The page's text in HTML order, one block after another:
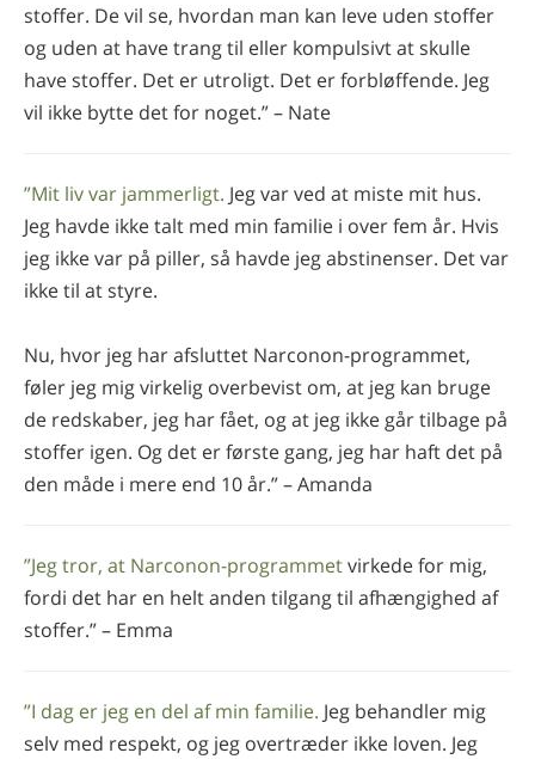
stoffer. De vil se, hvordan man kan leve uden stoffer
og uden at have trang til eller kompulsivt at skulle
have stoffer. Det er utroligt. Det er forbløffende. Jeg
vil ikke bytte det for noget.” – Nate
”Mit liv var jammerligt. Jeg var ved at miste mit hus.
Jeg havde ikke talt med min familie i over fem år. Hvis
jeg ikke var på piller, så havde jeg abstinenser. Det var
ikke til at styre.
Nu, hvor jeg har afsluttet Narconon-programmet,
føler jeg mig virkelig overbevist om, at jeg kan bruge
de redskaber, jeg har fået, og at jeg ikke går tilbage på
stoffer igen. Og det er første gang, jeg har haft det på
den måde i mere end 10 år.” – Amanda
”Jeg tror, at Narconon-programmetvirkede for mig,
fordi det har en helt anden tilgang til afhængighed af
stoffer.” – Emma
”I dag er jeg en del af min familie. Jeg behandler mig
selv med respekt, og jeg overtræder ikke loven. Jeg